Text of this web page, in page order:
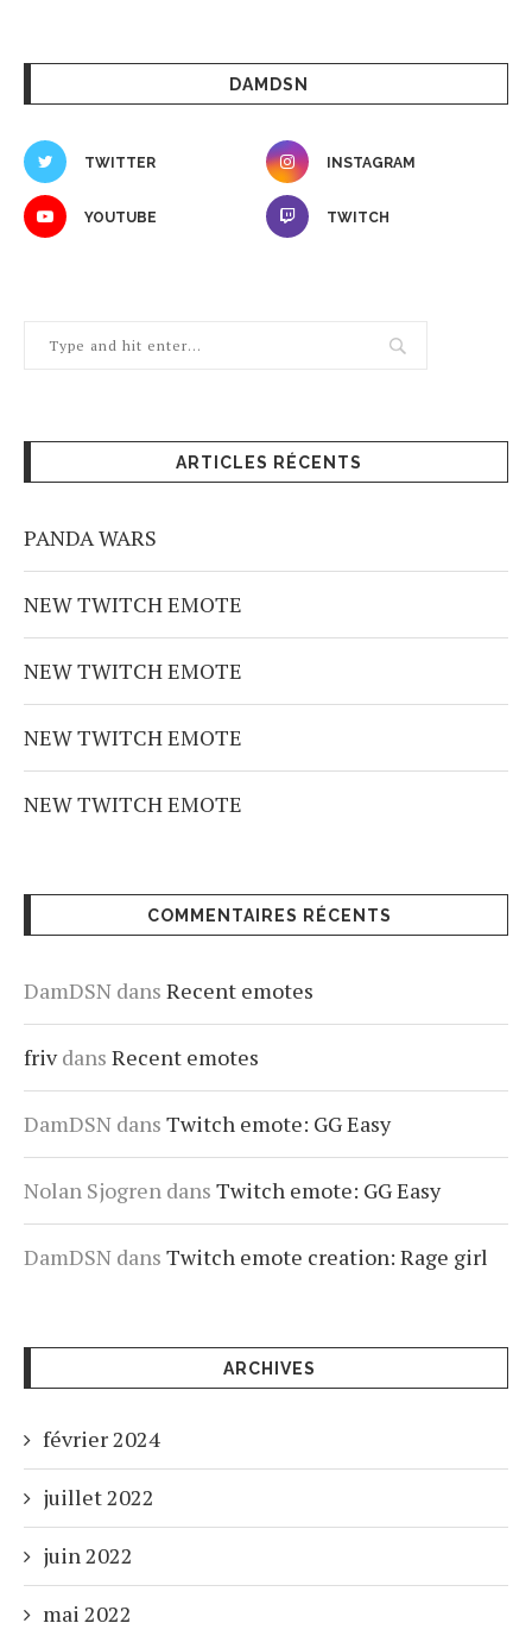
DAMDSN
TWITTER INSTAGRAM
YOUTUBE TWITCH
ARTICLES RÉCENTS
PANDA WARS
NEW TWITCH EMOTE
NEW TWITCH EMOTE
NEW TWITCH EMOTE
NEW TWITCH EMOTE
COMMENTAIRES RÉCENTS
DamDSN dans Recent emotes
frivdans Recent emotes
DamDSN dans Twitch emote: GG Easy
Nolan Sjogren dans Twitch emote: GG Easy
DamDSN dans Twitch emote creation: Rage girl
ARCHIVES
février 2024
juillet 2022
juin 2022
mai 2022